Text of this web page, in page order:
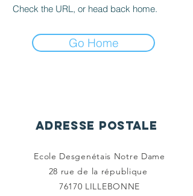
Check the URL, or head back home.
Go Home
ADRESSE POSTALE
Ecole Desgenétais Notre Dame
28 rue de la république
76170 LILLEBONNE